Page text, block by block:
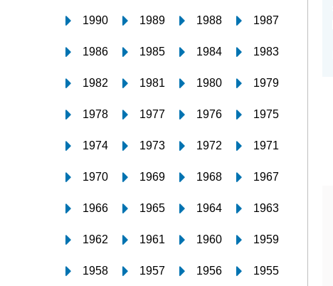
1990 1989 1988 1987
1986 1985 1984 1983
1982 1981 1980 1979
1978 1977 1976 1975
1974 1973 1972 1971
1970 1969 1968 1967
1966 1965 1964 1963
1962 1961 1960 1959
1958 1957 1956 1955